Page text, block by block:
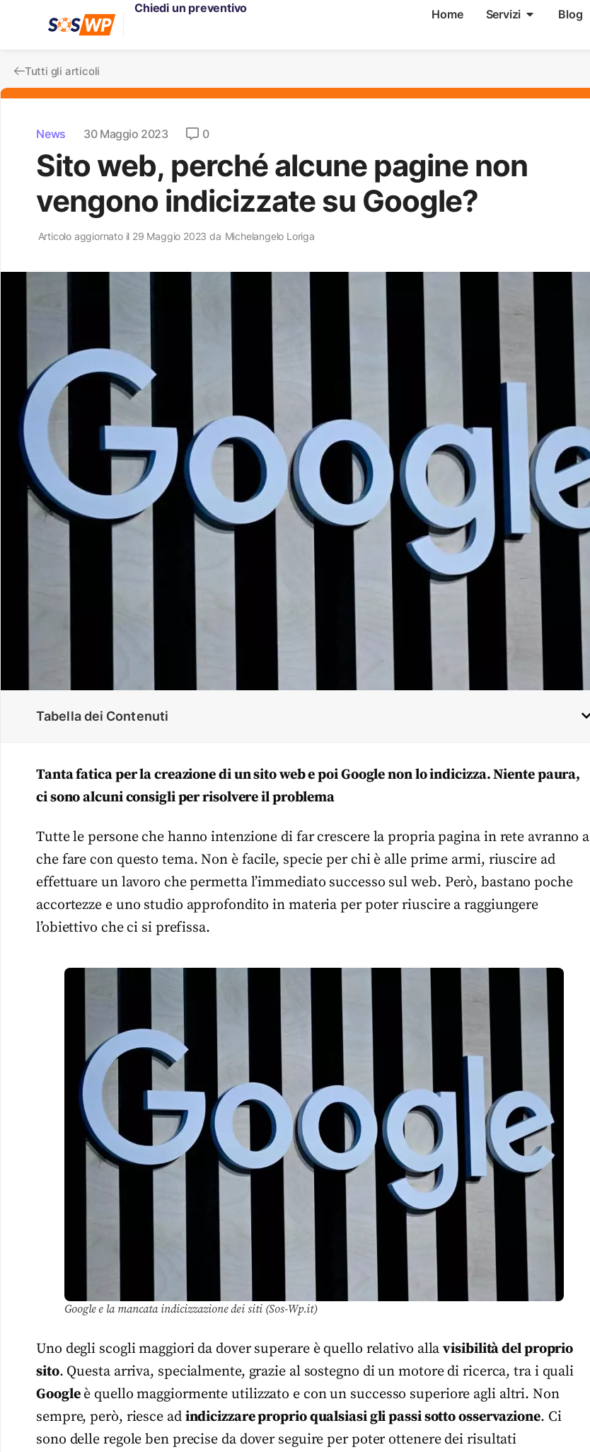
Home Servizi Blog
Chiedi un preventivo
Tutti gli articoli
News 30 Maggio 2023 0
Sito web, perché alcune pagine non
vengono indicizzate su Google?
Articolo aggiornato il 29 Maggio 2023 da Michelangelo Loriga
Tabella dei Contenuti
Tanta fatica per la creazione di un sito web e poi Google non lo indicizza. Niente paura,
ci sono alcuni consigli per risolvere il problema
Tutte le persone che hanno intenzione di far crescere la propria pagina in rete avranno a
che fare con questo tema. Non è facile, specie per chi è alle prime armi, riuscire ad
effettuare un lavoro che permetta l’immediato successo sul web. Però, bastano poche
accortezze e uno studio approfondito in materia per poter riuscire a raggiungere
l’obiettivo che ci si prefissa.
Google e la mancata indicizzazione dei siti (Sos-Wp.it)
Uno degli scogli maggiori da dover superare è quello relativo allavisibilità del proprio
sito. Questa arriva, specialmente, grazie al sostegno di un motore di ricerca, tra i quali
Googleè quello maggiormente utilizzato e con un successo superiore agli altri. Non
sempre, però, riesce ad indicizzare proprio qualsiasi gli passi sotto osservazione. Ci
sono delle regole ben precise da dover seguire per poter ottenere dei risultati